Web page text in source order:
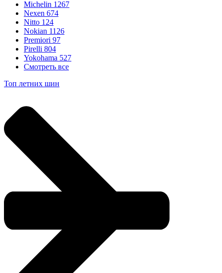
Michelin 1267
Nexen 674
Nitto 124
Nokian 1126
Premiori 97
Pirelli 804
Yokohama 527
Смотреть все
Топ летних шин